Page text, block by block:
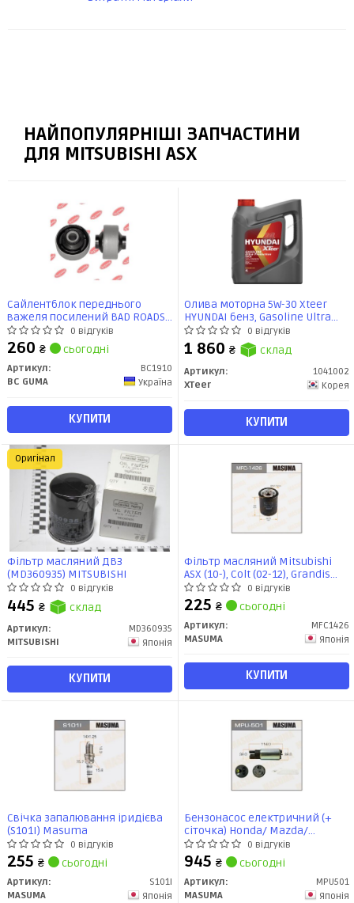
НАЙПОПУЛЯРНІШІ ЗАПЧАСТИНИ
ДЛЯ MITSUBISHI ASX
Сайлентблок переднього
важеля посилений BAD ROADS
Lancer 9, X, ASX, Outlander, XL
(60х14х54) (BC1910) BCGUMA
0 відгуків
260 ₴ сьогодні
Артикул:
BC1910
BC GUMA
Україна
КУПИТИ
Олива моторна 5W-30 Xteer
HYUNDAI бенз, Gasoline Ultra
Protection SP/GF-6, 4л, синт
0 відгуків
1 860 ₴ склад
Артикул:
1041002
XTeer
Корея
КУПИТИ
Фільтр масляний ДВЗ
(MD360935) MITSUBISHI
0 відгуків
445 ₴ склад
Артикул:
MD360935
MITSUBISHI
Японія
КУПИТИ
Оригінал
Фільтр масляний Mitsubishi
ASX (10-), Colt (02-12), Grandis
(03-10), Lancer (00-07),
Outlander (05-) (MFC-1426)
MASUMA
0 відгуків
225 ₴ сьогодні
Артикул:
MFC1426
MASUMA
Японія
КУПИТИ
Свічка запалювання іридієва
(S101I) Masuma
0 відгуків
255 ₴ сьогодні
Артикул:
S101I
MASUMA
Японія
Бензонасос електричний (+
сіточка) Honda/ Mazda/
Mitsubishi/ Suzuki (MPU-501)
MASUMA
0 відгуків
945 ₴ сьогодні
Артикул:
MPU501
MASUMA
Японія